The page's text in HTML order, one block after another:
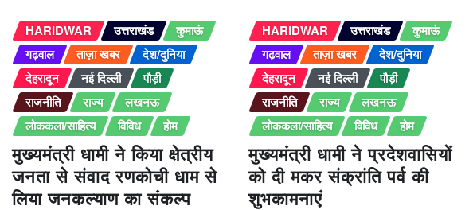
HARIDWAR उत्तराखंड
कुमाऊं
गढ़वाल
ताज़ा खबर
देश/दुनिया
देहरादून
नई दिल्ली
पौड़ी
राजनीति
राज्य
लखनऊ
लोककला/साहित्य
विविध होम
मुख्यमंत्री धामी ने किया क्षेत्रीय
जनता से संवाद रणकोची धाम से
लिया जनकल्याण का संकल्प
HARIDWAR उत्तराखंड
कुमाऊं
गढ़वाल
ताज़ा खबर
देश/दुनिया
देहरादून
नई दिल्ली
पौड़ी
राजनीति
राज्य
लखनऊ
लोककला/साहित्य
विविध होम
मुख्यमंत्री धामी ने प्रदेशवासियों
को दी मकर संक्रांति पर्व की
शुभकामनाएं